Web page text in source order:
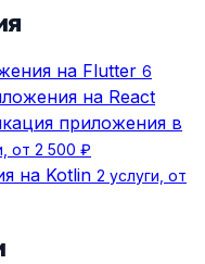
на Flutter 6
на React
приложения в
от 2 500 ₽
на Kotlin 2 услуги, от